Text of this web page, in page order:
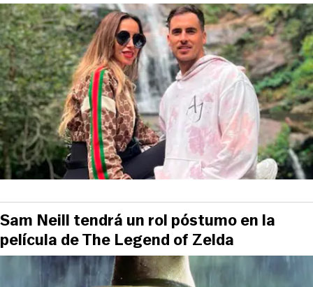
Sam Neill tendrá un rol póstumo en la
película de The Legend of Zelda